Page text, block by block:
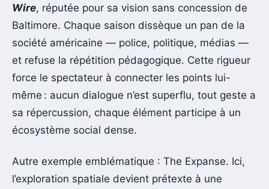
Wire, réputée pour sa vision sans concession de
Baltimore. Chaque saison dissèque un pan de la
société américaine — police, politique, médias —
et refuse la répétition pédagogique. Cette rigueur
force le spectateur à connecter les points lui-
même : aucun dialogue n’est superflu, tout geste a
sa répercussion, chaque élément participe à un
écosystème social dense.
Autre exemple emblématique : The Expanse. Ici,
l’exploration spatiale devient prétexte à une